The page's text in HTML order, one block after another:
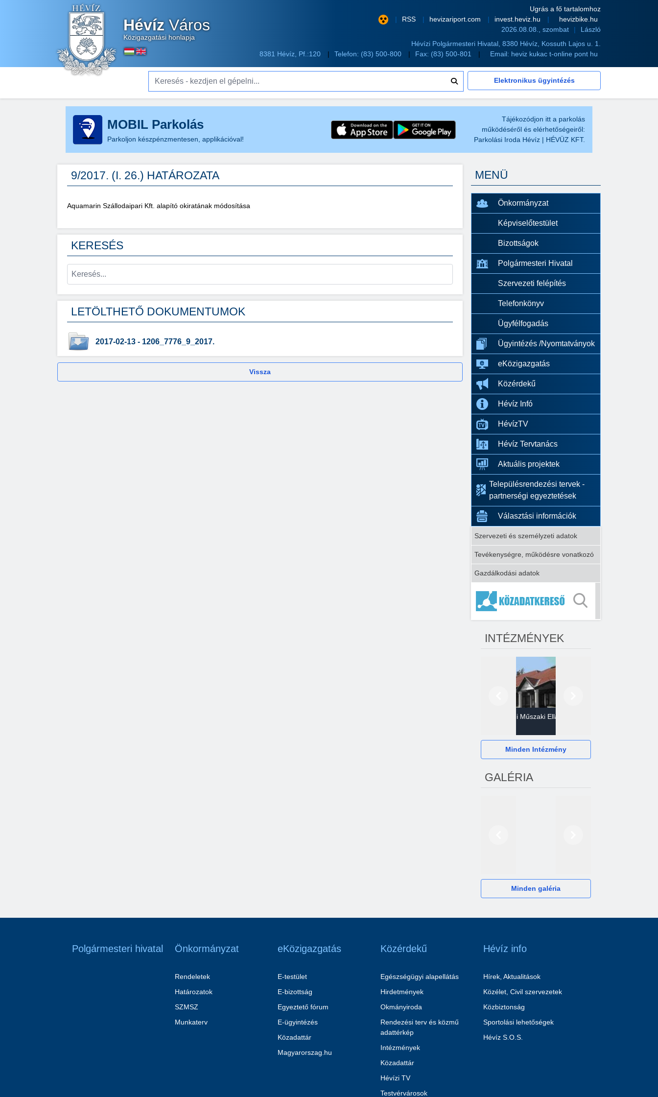
HévízVáros
Közigazgatási honlapja
Ugrás a fő tartalomhoz
RSS
hevizariport.com invest.heviz.hu
hevizbike.hu
2026.08.08., szombat
László
Hévízi Polgármesteri Hivatal, 8380 Hévíz, Kossuth Lajos u. 1.
8381 Hévíz, Pf.:120
Telefon: (83) 500-800 Fax: (83) 500-801 Email: heviz kukac t-online pont hu
Keresés - kezdjen el gépelni...
Elektronikus ügyintézés
MOBIL Parkolás
Parkoljon készpénzmentesen, applikációval!
Tájékozódjon itt a parkolás
működéséről és elérhetőségeiről:
Parkolási Iroda Hévíz | HÉVÜZ KFT.
9/2017. (I. 26.) HATÁROZATA
Aquamarin Szállodaipari Kft. alapító okiratának módosítása
KERESÉS
LETÖLTHETŐ DOKUMENTUMOK
2017-02-13 - 1206_7776_9_2017.
Vissza
MENÜ
Önkormányzat
Képviselőtestület
Bizottságok
Polgármesteri Hivatal
Szervezeti felépítés
Telefonkönyv
Ügyfélfogadás
Ügyintézés /Nyomtatványok
eKözigazgatás
Közérdekű
Hévíz Infó
HévízTV
Hévíz Tervtanács
Aktuális projektek
Településrendezési tervek -
partnerségi egyeztetések
Választási információk
Szervezeti és személyzeti adatok
Tevékenységre, működésre vonatkozó
Gazdálkodási adatok
INTÉZMÉNYEK
Gazdasági Műszaki Ellátó
Minden Intézmény
GALÉRIA
Minden galéria
Polgármesteri hivatal Önkormányzat
Rendeletek
Határozatok
SZMSZ
Munkaterv
eKözigazgatás
E-testület
E-bizottság
Egyeztető fórum
E-ügyintézés
Közadattár
Magyarorszag.hu
Közérdekű
Egészségügyi alapellátás
Hirdetmények
Okmányiroda
Rendezési terv és közmű
adattérkép
Intézmények
Közadattár
Hévízi TV
Testvérvárosok
Hévíz info
Hírek, Aktualitások
Közélet, Civil szervezetek
Közbiztonság
Sportolási lehetőségek
Hévíz S.O.S.